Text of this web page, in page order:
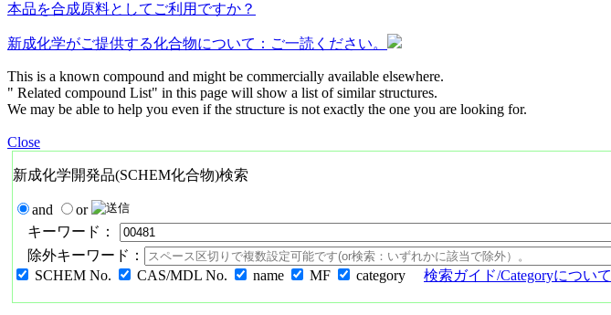
本品を合成原料としてご利用ですか？
新成化学がご提供する化合物について：ご一読ください。
This is a known compound and might be commercially available elsewhere.
" Related compound List" in this page will show a list of similar structures.
We may be able to help you even if the structure is not exactly the one you are looking for.
Close
新成化学開発品(SCHEM化合物)検索
and
or
キーワード：
除外キーワード：
SCHEM No.
CAS/MDL No. name MF category 検索ガイド/Categoryについて